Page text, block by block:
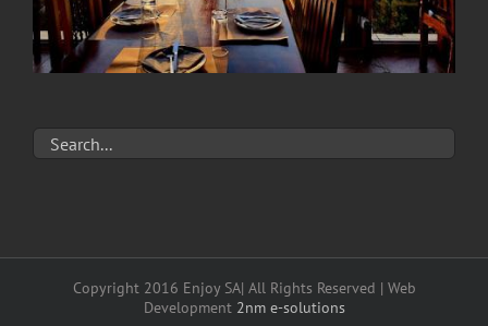
Copyright 2016 Enjoy SA| All Rights Reserved | Web
Development 2nm e-solutions